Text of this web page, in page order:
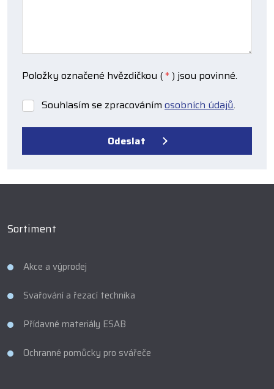
Položky označené hvězdičkou (* ) jsou povinné.
Souhlasím
údajů.
Souhlasím se zpracováním osobních údajů.
Odeslat
se
Sortiment
Akce a výprodej
Svařování a řezací technika
Přídavné materiály ESAB
Ochranné pomůcky pro svářeče